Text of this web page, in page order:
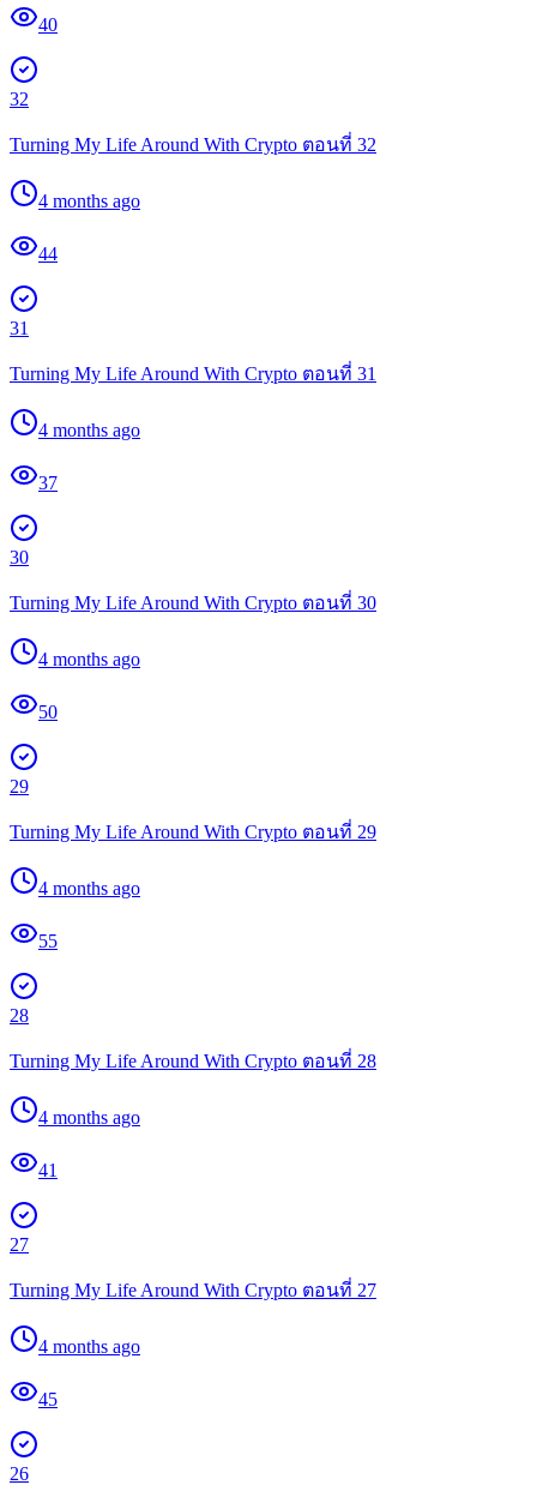
40
32
Turning My Life Around With Crypto ตอนที่ 32
4 months ago
44
31
Turning My Life Around With Crypto ตอนที่ 31
4 months ago
37
30
Turning My Life Around With Crypto ตอนที่ 30
4 months ago
50
29
Turning My Life Around With Crypto ตอนที่ 29
4 months ago
55
28
Turning My Life Around With Crypto ตอนที่ 28
4 months ago
41
27
Turning My Life Around With Crypto ตอนที่ 27
4 months ago
45
26